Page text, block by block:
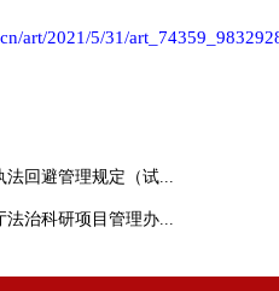
art/2021/5/31/
法回避管理规定（试...
法治科研项目管理办...